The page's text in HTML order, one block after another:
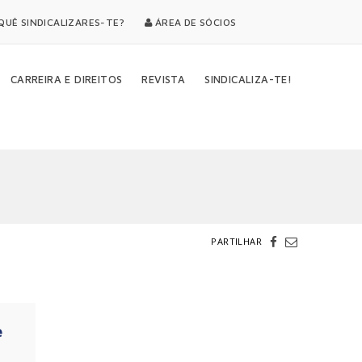
SINDICALIZARES-TE? ÁREA DE SÓCIOS
CARREIRA E DIREITOS REVISTA SINDICALIZA-TE!
PARTILHAR